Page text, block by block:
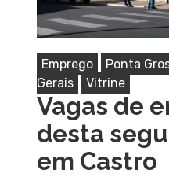
Emprego Ponta
Gerais
Vitrine
Vagas de
desta
em Castro